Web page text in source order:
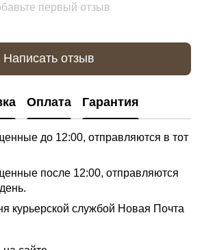
первый отзыв
Написать отзыв
Оплата Гарантия
до 12:00, отправляются в тот
после 12:00, отправляются
курьерской службой Новая Почта